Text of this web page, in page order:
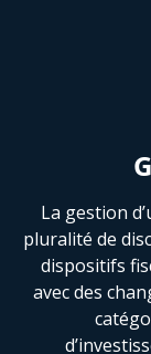
La gestion
pluralité de
dispositifs
avec des